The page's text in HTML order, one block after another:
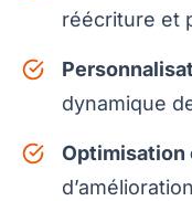
réécriture et
dynamique
Optimisation